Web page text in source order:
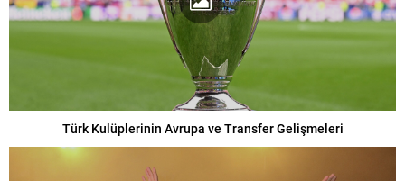
Türk Kulüplerinin Avrupa ve Transfer Gelişmeleri